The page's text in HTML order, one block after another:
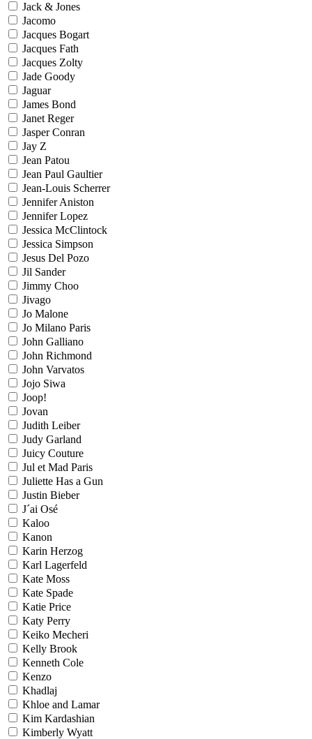
Jack & Jones
Jacomo
Jacques Bogart
Jacques Fath
Jacques Zolty
Jade Goody
Jaguar
James Bond
Janet Reger
Jasper Conran
Jay Z
Jean Patou
Jean Paul Gaultier
Jean-Louis Scherrer
Jennifer Aniston
Jennifer Lopez
Jessica McClintock
Jessica Simpson
Jesus Del Pozo
Jil Sander
Jimmy Choo
Jivago
Jo Malone
Jo Milano Paris
John Galliano
John Richmond
John Varvatos
Jojo Siwa
Joop!
Jovan
Judith Leiber
Judy Garland
Juicy Couture
Jul et Mad Paris
Juliette Has a Gun
Justin Bieber
J´ai Osé
Kaloo
Kanon
Karin Herzog
Karl Lagerfeld
Kate Moss
Kate Spade
Katie Price
Katy Perry
Keiko Mecheri
Kelly Brook
Kenneth Cole
Kenzo
Khadlaj
Khloe and Lamar
Kim Kardashian
Kimberly Wyatt